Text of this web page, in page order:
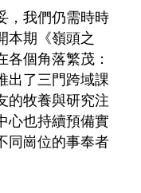
，我們仍需時時
本期《嶺頭之
個角落繁茂：
出了三門跨域課
的牧養與研究注
心也持續預備實
同崗位的事奉者